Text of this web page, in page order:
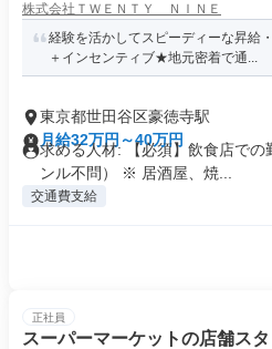
株式会社ＴＷＥＮＴＹ ＮＩＮＥ
経験を活かしてスピーディーな昇給
＋インセンティブ★地元密着で通...
東京都世田谷区豪徳寺駅
月給32万円～40万円
求める人材: 【必須】飲食店での
ンル不問） ※ 居酒屋、焼...
交通費支給
正社員
スーパーマーケットの店舗ス